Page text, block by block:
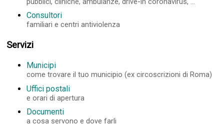
Consultori
familiari e centri antiviolenza
Servizi
Municipi
come trovare il tuo municipio (ex circoscrizioni di Roma)
Uffici postali
e orari di apertura
Documenti
a cosa servono e dove farli